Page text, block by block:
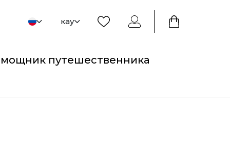
кау
путешественника